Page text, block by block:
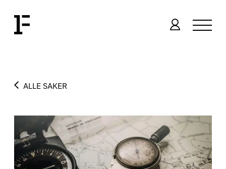
ALLE SAKER